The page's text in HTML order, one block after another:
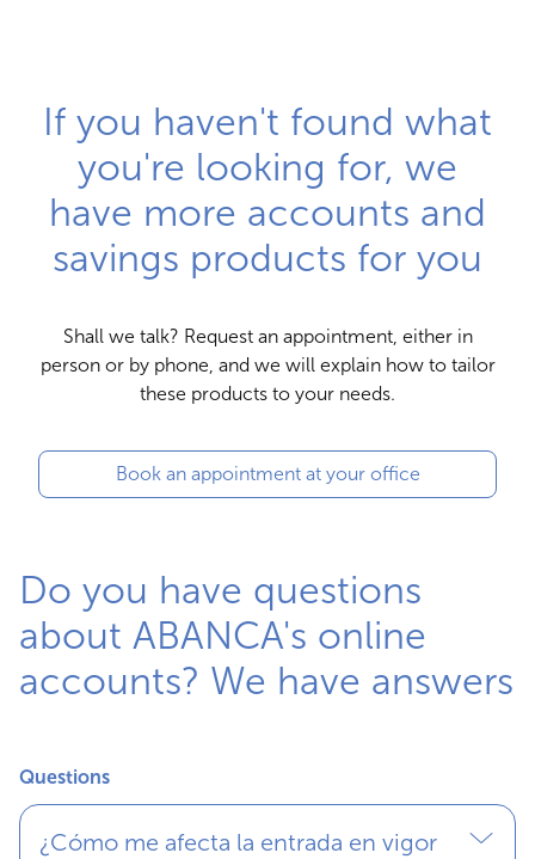
If you haven't found what
you're looking for, we
have more accounts and
savings products for you
Shall we talk? Request an appointment, either in
person or by phone, and we will explain how to tailor
these products to your needs.
Book an appointment at your office
Do you have questions
about ABANCA's online
accounts? We have answers
Questions
¿Cómo me afecta la entrada en vigor